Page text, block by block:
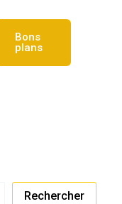
Bons
plans
Rechercher